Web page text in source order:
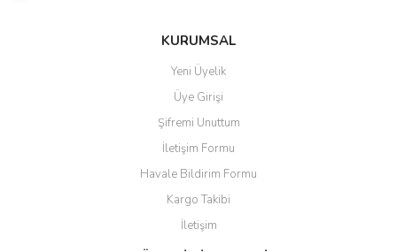
Ürün bilgilerinde hatalar bulunuyor.
Gönder
KURUMSAL
Yeni Üyelik
Üye Girişi
Şifremi Unuttum
İletişim Formu
Havale Bildirim Formu
Kargo Takibi
İletişim